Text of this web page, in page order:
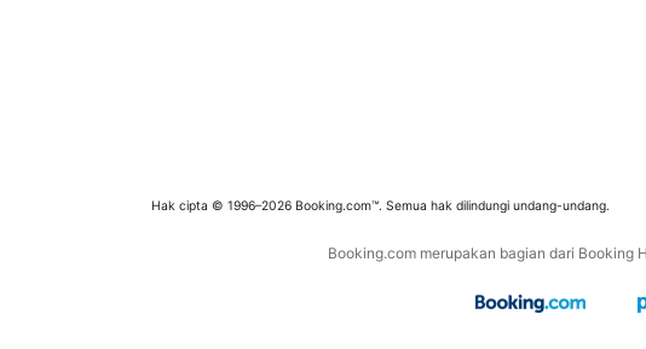
Hak cipta © 1996–2026 Booking.com™. Semua hak dilindungi undang-undang.
Booking.com merupakan bagian dari Booking